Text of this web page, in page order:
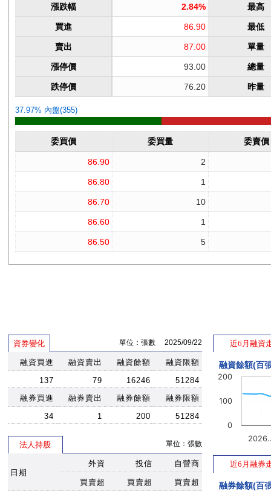
資券變化 單位：張數 2025/09/22
融資買進 融資賣出 融資餘額
融資限額
137
79 16246
51284
融券買進
融券賣出 融券餘額
融券限額
34
1 200 51284
法人持股 單位：張數
日期
外資 投信 自營商
買賣超 買賣超
買賣超
近6月融資
融資餘額(百
0
100
200
近6月融券
融券餘額(百